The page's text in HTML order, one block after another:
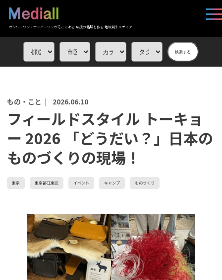
オンリーワン・ナンバーワンがそこにある 応援の循環を作る 地域創生メディア
検索する
もの・こと | 2026.06.10
フィールドスタイル トーキョ
ー 2026 「どうだい？」日本の
ものづくりの現場！
東京 東京都江東区 イベント キャンプ ものづくり